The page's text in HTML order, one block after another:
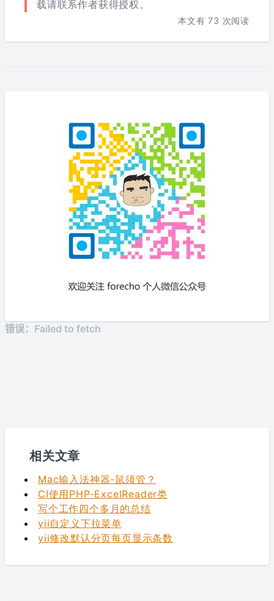
载请联系作者获得授权。
本文有73 次阅读
相关文章
Mac输入法神器-鼠须管？
CI使用PHP-ExcelReader类
写个工作四个多月的总结
yii自定义下拉菜单
yii修改默认分页每页显示条数